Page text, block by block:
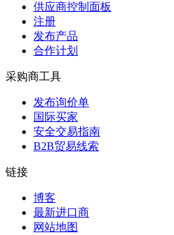
供应商控制面板
注册
发布产品
合作计划
采购商工具
发布询价单
国际买家
安全交易指南
B2B贸易线索
链接
博客
最新进口商
网站地图